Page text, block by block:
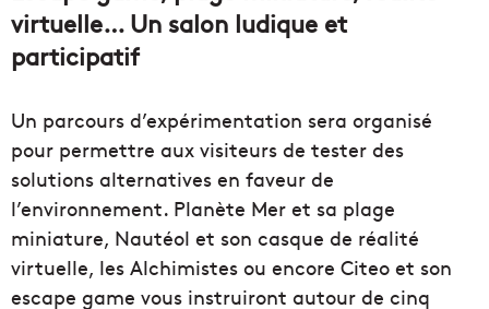
virtuelle… Un salon ludique et
participatif
Un parcours d’expérimentation sera organisé
pour permettre aux visiteurs de tester des
solutions alternatives en faveur de
l’environnement. Planète Mer et sa plage
miniature, Nautéol et son casque de réalité
virtuelle, les Alchimistes ou encore Citeo et son
escape game vous instruiront autour de cinq